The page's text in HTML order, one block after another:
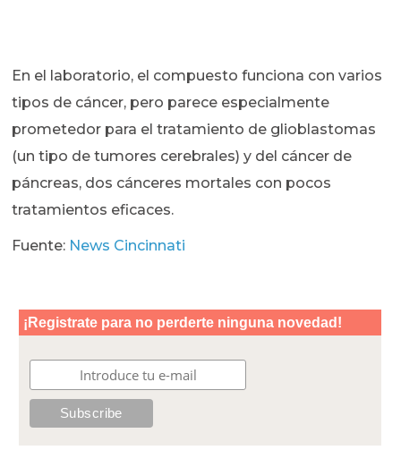
En el laboratorio, el compuesto funciona con varios
tipos de cáncer, pero parece especialmente
prometedor para el tratamiento de glioblastomas
(un tipo de tumores cerebrales) y del cáncer de
páncreas, dos cánceres mortales con pocos
tratamientos eficaces.
Fuente: News Cincinnati